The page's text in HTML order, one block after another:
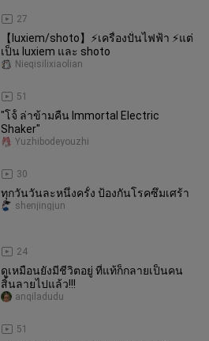
27
【luxiem/shoto】⚡เครื่องปั่นไฟฟ้า ⚡แต่
เป็น luxiem และ shoto
51
Nieqisilixiaolian
"โจ้้ ล่าข้ามคืน Immortal Electric
Shaker"
30
Yuzhibodeyouzhi
ทุกวันวันละหนึ่งครั้ง ป้องกันโรคซึมเศร้า
24
shenjingjun
ดูเหมือนยังมีชีวิตอยู่ ที่แท้ก็กลายเป็นคน
สิ้นลายไปแล้ว!!!
51
anqiladudu